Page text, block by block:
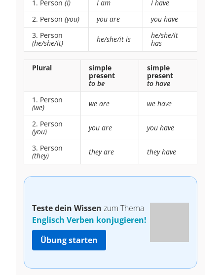
1. Person (I) I am
I have
2. Person (you) you are
you have
3. Person
(he/she/it)
he/she/it is
he/she/it
has
Plural
simple
present
to be
simple
present
to have
1. Person
(we)
we are we have
2. Person
(you)
you are you have
3. Person
(they)
they are they have
Teste dein Wissen zum Thema
Englisch Verben konjugieren!
Übung starten